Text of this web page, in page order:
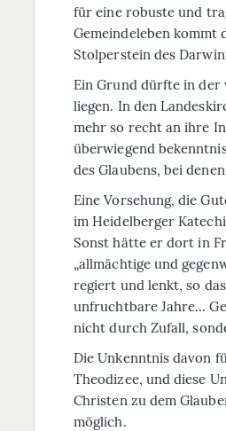
für eine robuste und
Gemeindeleben kommt
Stolperstein des
Ein Grund dürfte in der
liegen. In den
mehr so recht an ihre
überwiegend
des Glaubens, bei
Eine Vorsehung, die
im Heidelberger
Sonst hätte er dort in
„allmächtige und
regiert und lenkt, so
unfruchtbare Jahre…
nicht durch Zufall,
Die Unkenntnis davon
Theodizee, und diese
Christen zu dem
möglich.